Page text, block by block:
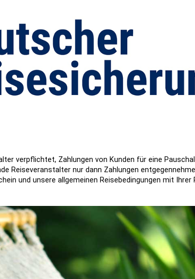
verpflichtet, Zahlungen von Kunden für eine
Reiseveranstalter nur dann Zahlungen
und unsere allgemeinen Reisebedingungen mit Ihrer